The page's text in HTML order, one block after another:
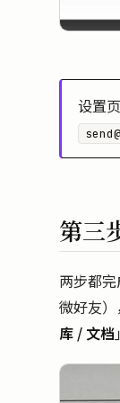
设置
第三
两步都
微好友
库 / 文档